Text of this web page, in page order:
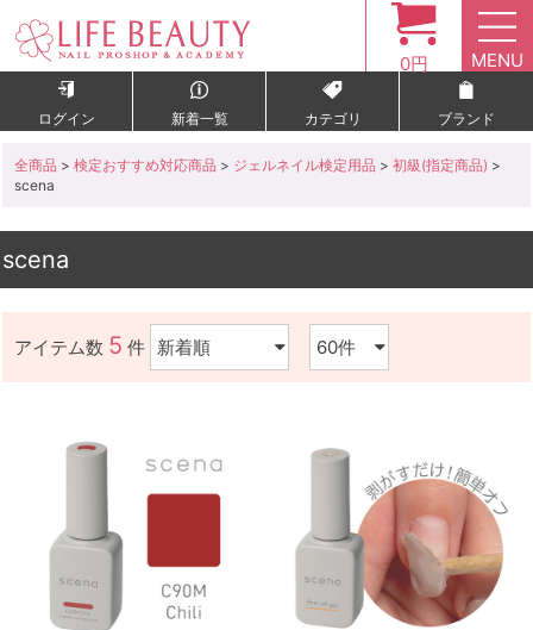
0円 MENU
ログイン 新着一覧 カテゴリ ブランド
全商品 > 検定おすすめ対応商品 > ジェルネイル検定用品 > 初級(指定商品) >
scena
scena
アイテム数 5 件